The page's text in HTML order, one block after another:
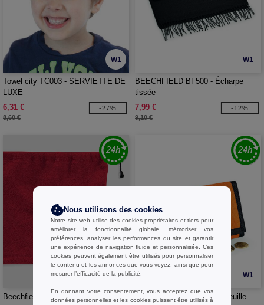
W1
Towel city TC003 - SERVIETTE DE
LUXE
6,31 €
8,60 €
-27%
W1
BEECHFIELD BF500 - Écharpe
tissée
7,99 €
9,10 €
-12%
W1
Beechfield BF285 - Tour de Cou
W1
BAG BASE BG040 - Portefeuille
Nous utilisons des cookies
Notre site web utilise des cookies propriétaires et tiers pour
améliorer la fonctionnalité globale, mémoriser vos
préférences, analyser les performances du site et garantir
une expérience de navigation fluide et personnalisée. Ces
cookies peuvent également être utilisés pour personnaliser
le contenu et les annonces que vous voyez, ainsi que pour
mesurer l’efficacité de la publicité.
En donnant votre consentement, vous acceptez que vos
données personnelles et les cookies puissent être utilisés à